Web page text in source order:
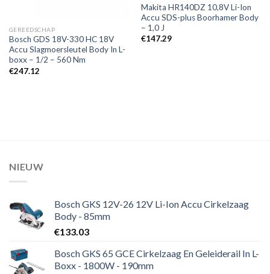
GEREEDSCHAP
Bosch GDS 18V-330 HC 18V
Accu Slagmoersleutel Body In L-
boxx – 1/2 – 560 Nm
€247.12
Makita HR140DZ 10,8V Li-Ion
Accu SDS-plus Boorhamer Body
– 1,0 J
€147.29
NIEUW
Bosch GKS 12V-26 12V Li-Ion Accu Cirkelzaag
Body - 85mm
€133.03
Bosch GKS 65 GCE Cirkelzaag En Geleiderail In L-
Boxx - 1800W - 190mm